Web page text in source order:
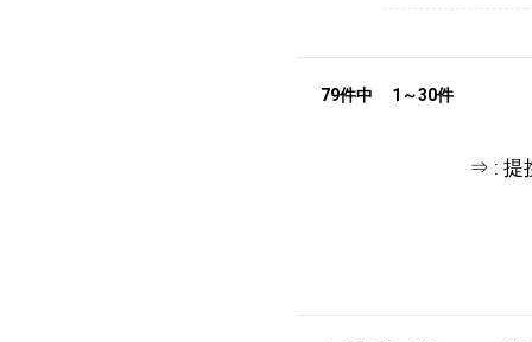
79件中 1～30件
⇒ : 提